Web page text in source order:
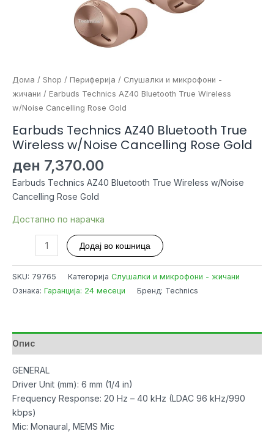
Дома / Shop / Периферија / Слушалки и микрофони -
жичани / Earbuds Technics AZ40 Bluetooth True Wireless
w/Noise Cancelling Rose Gold
Earbuds Technics AZ40 Bluetooth True
Wireless w/Noise Cancelling Rose Gold
ден 7,370.00
Earbuds Technics AZ40 Bluetooth True Wireless w/Noise
Cancelling Rose Gold
Достапно по нарачка
Technics
AZ40
Cancelling
Rose
Gold
количина
Додај во кошница
SKU: 79765 Категорија Слушалки и микрофони - жичани
Ознака: Гаранција: 24 месеци Бренд: Technics
Опис
GENERAL
Driver Unit (mm): 6 mm (1/4 in)
Frequency Response: 20 Hz – 40 kHz (LDAC 96 kHz/990
kbps)
Mic: Monaural, MEMS Mic